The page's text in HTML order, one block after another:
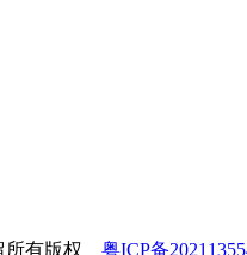
所有版权 粤ICP备